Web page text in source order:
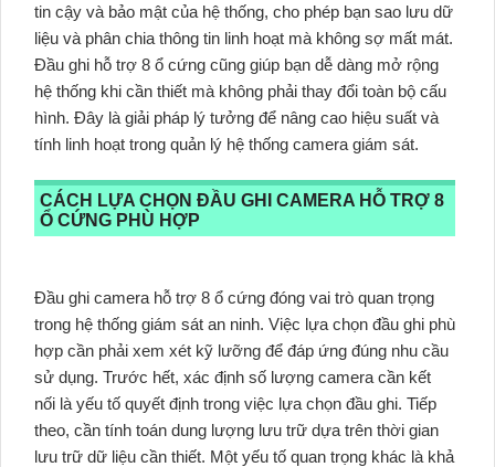
tin cậy và bảo mật của hệ thống, cho phép bạn sao lưu dữ
liệu và phân chia thông tin linh hoạt mà không sợ mất mát.
Đầu ghi hỗ trợ 8 ổ cứng cũng giúp bạn dễ dàng mở rộng
hệ thống khi cần thiết mà không phải thay đổi toàn bộ cấu
hình. Đây là giải pháp lý tưởng để nâng cao hiệu suất và
tính linh hoạt trong quản lý hệ thống camera giám sát.
CÁCH LỰA CHỌN ĐẦU GHI CAMERA HỖ TRỢ 8
Ổ CỨNG PHÙ HỢP
Đầu ghi camera hỗ trợ 8 ổ cứng đóng vai trò quan trọng
trong hệ thống giám sát an ninh. Việc lựa chọn đầu ghi phù
hợp cần phải xem xét kỹ lưỡng để đáp ứng đúng nhu cầu
sử dụng. Trước hết, xác định số lượng camera cần kết
nối là yếu tố quyết định trong việc lựa chọn đầu ghi. Tiếp
theo, cần tính toán dung lượng lưu trữ dựa trên thời gian
lưu trữ dữ liệu cần thiết. Một yếu tố quan trọng khác là khả